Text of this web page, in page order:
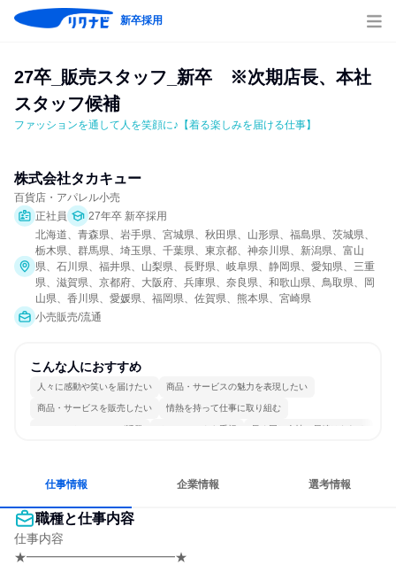
新卒採用
27卒_販売スタッフ_新卒　※次期店長、本社
スタッフ候補
ファッションを通して人を笑顔に♪【着る楽しみを届ける仕事】
株式会社タカキュー
百貨店・アパレル小売
正社員
27年卒 新卒採用
北海道、青森県、岩手県、宮城県、秋田県、山形県、福島県、茨城県、
栃木県、群馬県、埼玉県、千葉県、東京都、神奈川県、新潟県、富山
県、石川県、福井県、山梨県、長野県、岐阜県、静岡県、愛知県、三重
県、滋賀県、京都府、大阪府、兵庫県、奈良県、和歌山県、鳥取県、岡
山県、香川県、愛媛県、福岡県、佐賀県、熊本県、宮崎県
小売販売/流通
こんな人におすすめ
人々に感動や笑いを届けたい 商品・サービスの魅力を表現したい
商品・サービスを販売したい 情熱を持って仕事に取り組む
コミュニケーションが活発 チームワークを重視 長く同じ会社に居続けられる
仕事情報 企業情報 選考情報
職種と仕事内容
仕事内容
★━━━━━━━━━━━━★